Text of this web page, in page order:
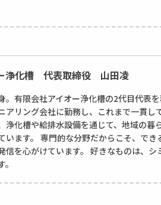
ー浄化槽 代表取締役 山田凌
。有限会社アイオー浄化槽の2代目代表
アリング会社に勤務し、これまで一貫し
浄化槽や給排水設備を通じて、地域の暮
います。 専門的な分野だからこそ、で
信を心がけています。 好きなものは、シ